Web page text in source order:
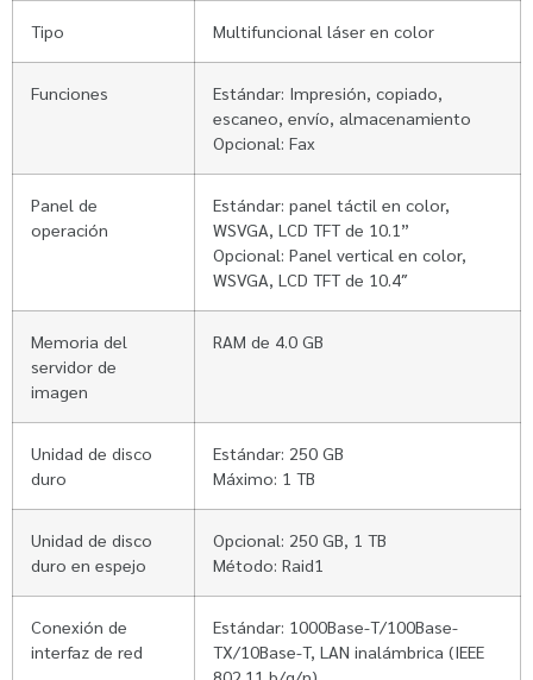
Tipo Multifuncional láser en color
Funciones
Estándar: Impresión, copiado,
escaneo, envío, almacenamiento
Opcional: Fax
Panel de
operación
Estándar: panel táctil en color,
WSVGA, LCD TFT de 10.1”
Opcional: Panel vertical en color,
WSVGA, LCD TFT de 10.4″
Memoria del
servidor de
imagen
RAM de 4.0 GB
Unidad de disco
duro
Estándar: 250 GB
Máximo: 1 TB
Unidad de disco
duro en espejo
Opcional: 250 GB, 1 TB
Método: Raid1
Conexión de
interfaz de red
Estándar: 1000Base-T/100Base-
TX/10Base-T, LAN inalámbrica (IEEE